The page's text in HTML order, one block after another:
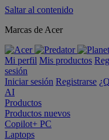
Saltar al contenido
Marcas de Acer
Mi perfil Mis productos
sesión
Iniciar sesión Registrarse
AI
Productos
Productos nuevos
Copilot+ PC
Laptops